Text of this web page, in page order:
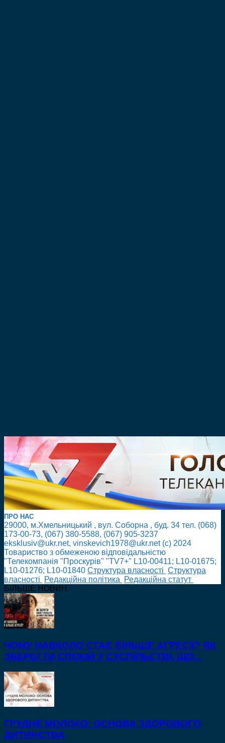
ПРО НАС
29000, м.Хмельницький , вул. Соборна , буд. 34 тел. (068)
173-00-73, (067) 380-5588, (067) 905-3237
eksklusiv@ukr.net, vinskevich1978@ukr.net (с) 2024
Товариство з обмеженою відповідальністю
"Телекомпанія "Проскурів" "TV7+" L10-00411; L10-01675;
L10-01276; L10-01840 Cтруктура власності Cтруктура
власності
Редакційна політика
Редакційна статут
БІЛЬШЕ НОВИН
ЧОМУ НАВКОЛО СТАЄ БІЛЬШЕ АГРЕСІЇ? ЯК
ЗБЕРЕГТИ СПОКІЙ У СУСПІЛЬСТВІ, ЩО...
ГРУДНЕ МОЛОКО: ОСНОВА ЗДОРОВОГО
ДИТИНСТВА